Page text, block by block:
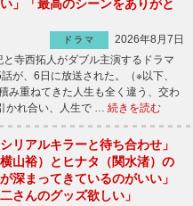
」「最高のシーンをありがと
ドラマ
2026年8月7日
寺西拓人がダブル主演するドラマ
が、6日に放送された。（※以下、
重ねてきた人生も全く違う、交わ
かれ合い、人生で … 続きを読む
シリアルキラーと待ち合わせ」
横山裕）とヒナタ（関水渚）の
深まってきているのがいい」
二さんのグッズ欲しい」